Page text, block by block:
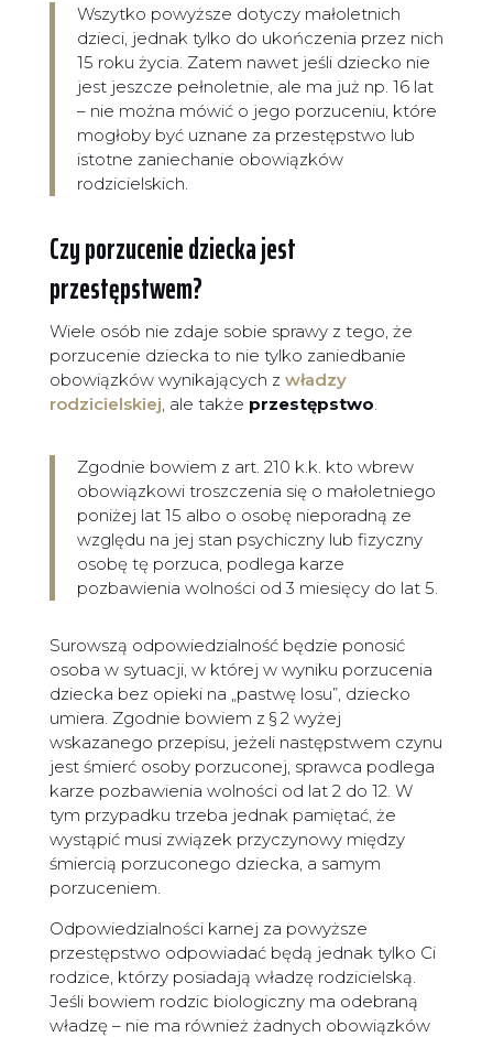
Wszytko powyższe dotyczy małoletnich
dzieci, jednak tylko do ukończenia przez nich
15 roku życia. Zatem nawet jeśli dziecko nie
jest jeszcze pełnoletnie, ale ma już np. 16 lat
– nie można mówić o jego porzuceniu, które
mogłoby być uznane za przestępstwo lub
istotne zaniechanie obowiązków
rodzicielskich.
Czy porzucenie dziecka jest
przestępstwem?
Wiele osób nie zdaje sobie sprawy z tego, że
porzucenie dziecka to nie tylko zaniedbanie
obowiązków wynikających z władzy
rodzicielskiej , ale także przestępstwo
Zgodnie bowiem z art. 210 k.k. kto wbrew
obowiązkowi troszczenia się o małoletniego
poniżej lat 15 albo o osobę nieporadną ze
względu na jej stan psychiczny lub fizyczny
osobę tę porzuca, podlega karze
pozbawienia wolności od 3 miesięcy do lat 5.
Surowszą odpowiedzialność będzie ponosić
osoba w sytuacji, w której w wyniku porzucenia
dziecka bez opieki na „pastwę losu”, dziecko
umiera. Zgodnie bowiem z § 2 wyżej
wskazanego przepisu, jeżeli następstwem czynu
jest śmierć osoby porzuconej, sprawca podlega
karze pozbawienia wolności od lat 2 do 12. W
tym przypadku trzeba jednak pamiętać, że
wystąpić musi związek przyczynowy między
śmiercią porzuconego dziecka, a samym
porzuceniem.
Odpowiedzialności karnej za powyższe
przestępstwo odpowiadać będą jednak tylko Ci
rodzice, którzy posiadają władzę rodzicielską.
Jeśli bowiem rodzic biologiczny ma odebraną
władzę – nie ma również żadnych obowiązków